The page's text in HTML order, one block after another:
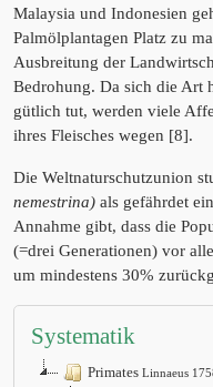
Malaysia und Indonesien
Palmölplantagen Platz zu
Ausbreitung der
Bedrohung. Da sich die Art
gütlich tut, werden viele
ihres Fleisches wegen [8].
Die Weltnaturschutzunion
nemestrina) als gefährdet
Annahme gibt, dass die
(=drei Generationen) vor
um mindestens 30%
Systematik
Primates Linnaeus